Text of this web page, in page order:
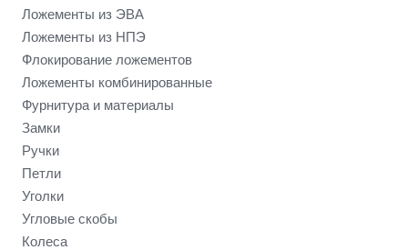
Ложементы из ЭВА
Ложементы из НПЭ
Флокирование ложементов
Ложементы комбинированные
Фурнитура и материалы
Замки
Ручки
Петли
Уголки
Угловые скобы
Колеса